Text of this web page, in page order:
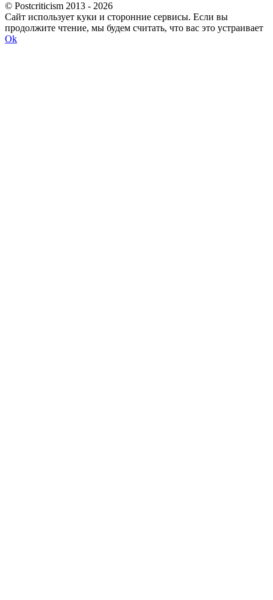
© Postcriticism 2013 - 2026
Сайт использует куки и сторонние сервисы. Если вы
продолжите чтение, мы будем считать, что вас это устраивает
Ok